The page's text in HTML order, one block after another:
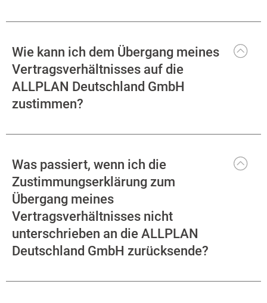
Wie kann ich dem Übergang meines
Vertragsverhältnisses auf die
ALLPLAN Deutschland GmbH
zustimmen?
Was passiert, wenn ich die
Zustimmungserklärung zum
Übergang meines
Vertragsverhältnisses nicht
unterschrieben an die ALLPLAN
Deutschland GmbH zurücksende?